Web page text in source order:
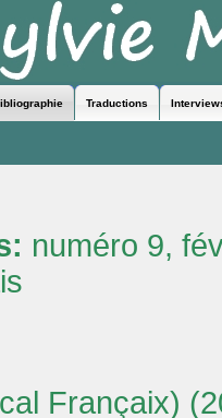
Traductions
numéro 9,
Françaix)